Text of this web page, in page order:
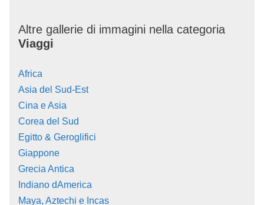
Altre gallerie di immagini nella categoria
Viaggi
Africa
Asia del Sud-Est
Cina e Asia
Corea del Sud
Egitto & Geroglifici
Giappone
Grecia Antica
Indiano dAmerica
Maya, Aztechi e Incas